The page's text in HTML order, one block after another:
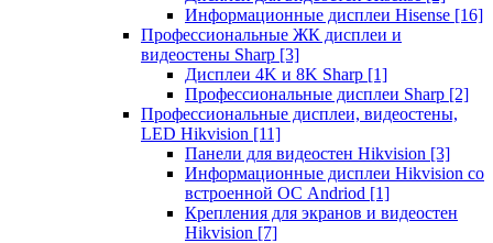
Информационные дисплеи Hisense [16]
Профессиональные ЖК дисплеи и
видеостены Sharp [3]
Дисплеи 4K и 8K Sharp [1]
Профессиональные дисплеи Sharp [2]
Профессиональные дисплеи, видеостены,
LED Hikvision [11]
Панели для видеостен Hikvision [3]
Информационные дисплеи Hikvision со
встроенной ОС Andriod [1]
Крепления для экранов и видеостен
Hikvision [7]